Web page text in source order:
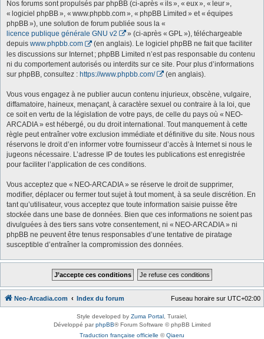
Nos forums sont propulsés par phpBB (ci-après « ils », « eux », « leur »,
« logiciel phpBB », « www.phpbb.com », « phpBB Limited » et « équipes
phpBB »), une solution de forum publiée sous la «
licence publique générale GNU v2
» (ci-après « GPL »), téléchargeable
depuis www.phpbb.com
(en anglais). Le logiciel phpBB ne fait que faciliter
les discussions sur Internet ; phpBB Limited n’est pas responsable du contenu
ni du comportement autorisés ou interdits sur ce site. Pour plus d’informations
sur phpBB, consultez : https://www.phpbb.com/ (en anglais).
Vous vous engagez à ne publier aucun contenu injurieux, obscène, vulgaire,
diffamatoire, haineux, menaçant, à caractère sexuel ou contraire à la loi, que
ce soit en vertu de la législation de votre pays, de celle du pays où « NEO-
ARCADIA » est hébergé, ou du droit international. Tout manquement à cette
règle peut entraîner votre exclusion immédiate et définitive du site. Nous nous
réservons le droit d’en informer votre fournisseur d’accès à Internet si nous le
jugeons nécessaire. L’adresse IP de toutes les publications est enregistrée
pour faciliter l’application de ces conditions.
Vous acceptez que « NEO-ARCADIA » se réserve le droit de supprimer,
modifier, déplacer ou fermer tout sujet à tout moment, à sa seule discrétion. En
tant qu’utilisateur, vous acceptez que toute information saisie puisse être
stockée dans une base de données. Bien que ces informations ne soient pas
divulguées à des tiers sans votre consentement, ni « NEO-ARCADIA » ni
phpBB ne peuvent être tenus responsables d’une tentative de piratage
susceptible d’entraîner la compromission des données.
Neo-Arcadia.com Index du forum Fuseau horaire sur UTC+02:00
Style developed by Zuma Portal , Turaiel,
Développé parphpBB® Forum Software © phpBB Limited
Traduction française officielle ©Qiaeru